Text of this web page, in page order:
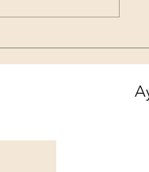
Maria